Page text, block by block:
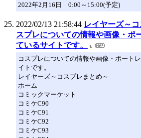
2022年2月16日 0:00～15:00(予定)
2022/02/13 21:58:44 レイヤーズ～
スプレについての情報や画像・ポ
ているサイトです。
コスプレについての情報や画像・ポート
イトです。
レイヤーズ～コスプレまとめ～
ホーム
コミックマーケット
コミケC90
コミケC91
コミケC92
コミケC93